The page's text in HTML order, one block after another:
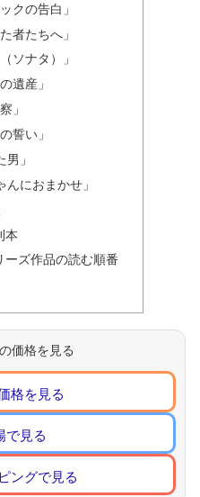
クの告白」
者たちへ」
ソナタ）」
遺産」
」
誓い」
」
におまかせ」
本
ーズ作品の読む順番
価格を見る
格を見る
で見る
ングで見る